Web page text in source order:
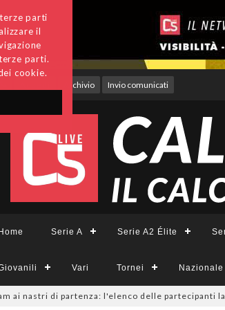
parti
il
parti.
cookie.
Archivio Invio comunicati
Home Serie A Serie A2 Élite
Vari Tornei Nazionale
di partenza: l'elenco delle partecipanti laziali